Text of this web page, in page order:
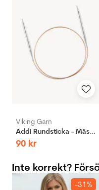
Viking Garn
Addi Rundsticka - Mässing
90 kr
Inte korrekt?
-31%